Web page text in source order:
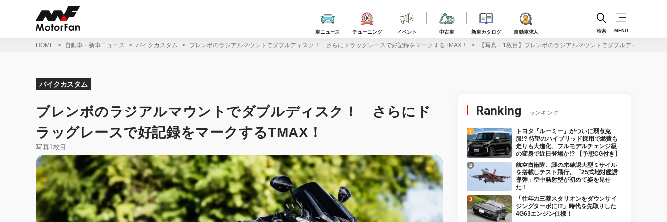
車ニュース チューニング イベント 中古車 新車カタログ 自動車求人 検索 MENU
HOME 自動車・新車ニュース バイクカスタム ブレンボのラジアルマウントでダブルディスク！ さらにドラッグレースで好記録をマークするTMAX！ 【写真・1枚目】ブレンボのラジアルマウントでダブルディスク！
バイクカスタム
ブレンボのラジアルマウントでダブルディスク！ さらにド
ラッグレースで好記録をマークするTMAX！
写真1枚目
Ranking ランキング
トヨタ『ルーミー』がついに弱点克
服!? 待望のハイブリッド採用で燃費も
走りも大進化、フルモデルチェンジ級
の変身で近日登場か!? 【予想CG付き】
航空自衛隊、謎の未確認大型ミサイル
を搭載しテスト飛行。「25式地対艦誘
導弾」空中発射型が初めて姿を見せ
た！
「往年の三菱スタリオンをダウンサイ
ジングターボに!?」時代を先取りした
4G63エンジン仕様！